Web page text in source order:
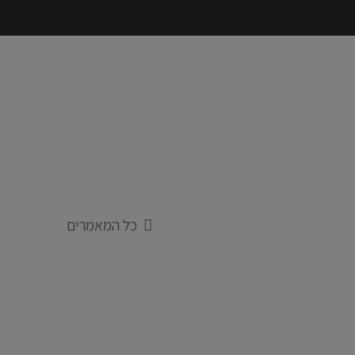
כל המאמרים